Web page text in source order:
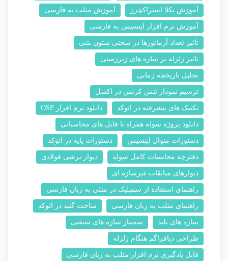
آموزش تکلا استراکچرز آموزش متلب به فارسی
آموزش نرم افزار اپنسیس به فارسی
تاثیر تعداد آرماتورها در سختی ستون بتنی
تاثیر زلزله بر سازه های زیرزمینی
تحلیل تاریخچه زمانی
ترسیم نمودار تنش کرنش در اکسل
تکنیک های پیشرفته در اتوکد دانلود نرم افزار OSP
دانلود پروژه سوله همراه با فایل های محاسباتی
دستورات منوال اپنسیس دستورات پایه در اتوکد
دفترچه محاسبات کامل سوله دیوار برشی فولادی
دیوارهای میانقاب غیرسازه ای
راهنمای استفاده از سمبلیک در متلی به زبان فارسی
راهنمای متلب به زبان فارسی ساخت گنبد در اتوکد
سازه های بلند سمینار سازه های صنعتی
طراحی دیافراگم هنگام زلزله
فایل یادگیری نرم افزار متلب به زبان فارسی